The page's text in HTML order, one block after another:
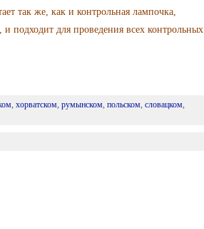
так же, как и контрольная лампочка,
подходит для проведения всех контрольных
, хорватском, румынском, польском, словацком,